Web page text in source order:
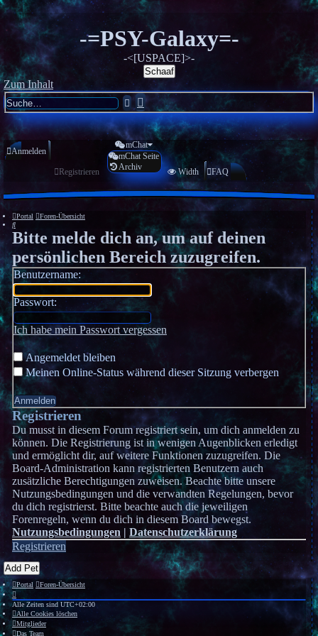
-=PSY-Galaxy=-
-<[USPACE]>-
Schaaf
Zum Inhalt
SucheErweiterte
Suche
Anmelden
Registrieren
mChat
mChat Seite
Archiv
Width FAQ
Portal
Foren-Übersicht
Suche
Bitte melde dich an, um auf deinen
persönlichen Bereich zuzugreifen.
Benutzername:
Passwort:
Ich habe mein Passwort vergessen
Angemeldet bleiben
Meinen Online-Status während dieser Sitzung verbergen
Registrieren
Du musst in diesem Forum registriert sein, um dich anmelden zu
können. Die Registrierung ist in wenigen Augenblicken erledigt
und ermöglicht dir, auf weitere Funktionen zuzugreifen. Die
Board-Administration kann registrierten Benutzern auch
zusätzliche Berechtigungen zuweisen. Beachte bitte unsere
Nutzungsbedingungen und die verwandten Regelungen, bevor
du dich registrierst. Bitte beachte auch die jeweiligen
Forenregeln, wenn du dich in diesem Board bewegst.
Nutzungsbedingungen | Datenschutzerklärung
Registrieren
Add Pet
Portal Foren-Übersicht
Alle Zeiten sind UTC+02:00
Alle Cookies löschen
Mitglieder
Das Team